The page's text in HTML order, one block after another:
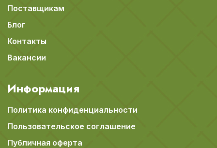
Поставщикам
Блог
Контакты
Вакансии
Информация
Политика конфиденциальности
Пользовательское соглашение
Публичная оферта